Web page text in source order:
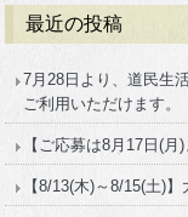
最近の投稿
7月28日より、道民生
ご利用いただけます。
【ご応募は8月17日(
【8/13(木)～8/15(土)